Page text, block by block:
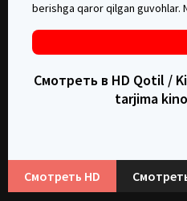
berishga qaror qilgan guvohlar.
Смотреть в HD Qotil /
tarjima
Смотреть HD